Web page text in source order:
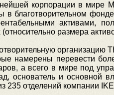
корпорации в мире
благотворительном
активами,
размера
организацию
намерены перевести
а всего в мире под
основатель и основной
235 отделений компании